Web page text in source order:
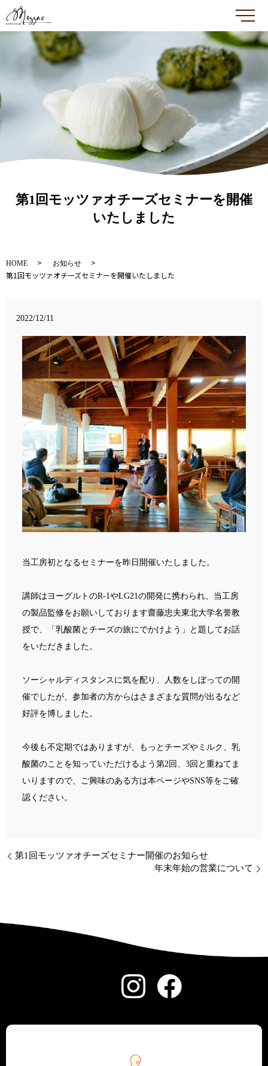
メ
第1回モッツァオチーズセミナーを開催
いたしました
HOME お知らせ
第1回モッツァオチーズセミナーを開催いたしました
2022/12/11
当工房初となるセミナーを昨日開催いたしました。
講師はヨーグルトのR-1やLG21の開発に携わられ、当工房
の製品監修をお願いしております齋藤忠夫東北大学名誉教
授で、「乳酸菌とチーズの旅にでかけよう」と題してお話
をいただきました。
ソーシャルディスタンスに気を配り、人数をしぼっての開
催でしたが、参加者の方からはさまざまな質問が出るなど
好評を博しました。
今後も不定期ではありますが、もっとチーズやミルク、乳
酸菌のことを知っていただけるよう第2回、3回と重ねてま
いりますので、ご興味のある方は本ページやSNS等をご確
認ください。
第1回モッツァオチーズセミナー開催のお知らせ
年末年始の営業について